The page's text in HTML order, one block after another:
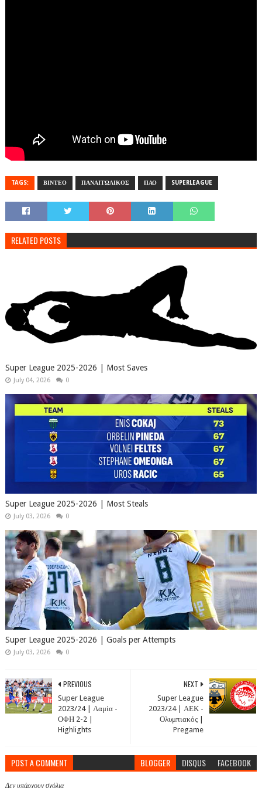
TAGS: ΒΙΝΤΕΟ ΠΑΝΑΙΤΩΛΙΚΟΣ ΠΑΟ SUPERLEAGUE
RELATED POSTS
Super League 2025-2026 | Most Saves
July 04, 2026 0
Super League 2025-2026 | Most Steals
July 03, 2026 0
Super League 2025-2026 | Goals per Attempts
July 03, 2026 0
NEXT
Super League
2023/24 | ΑΕΚ -
Ολυμπιακός |
Pregame
PREVIOUS
Super League
2023/24 | Λαμία -
ΟΦΗ 2-2 |
Highlights
POST A COMMENT BLOGGER DISQUS FACEBOOK
Δεν υπάρχουν σχόλια